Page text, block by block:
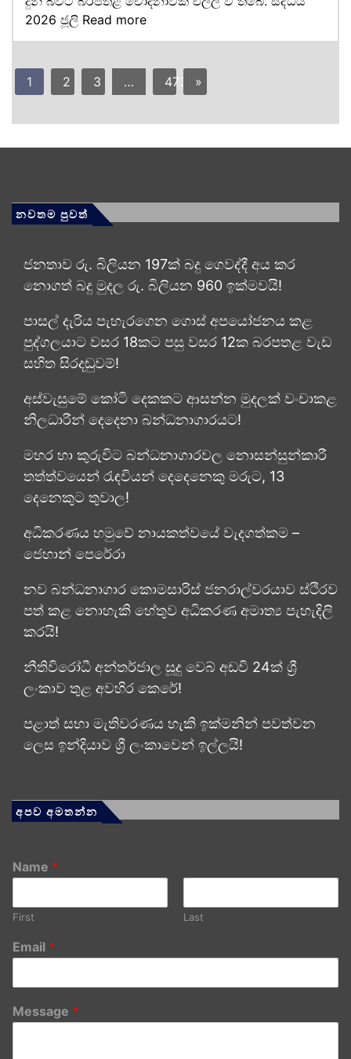
2026 ජූලි Read more
1 2 3 … 473 »
නවතම පුවත්
ජනතාව රු. බිලියන 197ක් බදු ගෙවද්දී අය කර
නොගත් බදු මුදල රු. බිලියන 960 ඉක්මවයි!
පාසල් දැරිය පැහැරගෙන ගොස් අපයෝජනය කළ
පුද්ගලයාට වසර 18කට පසු වසර 12ක බරපතළ වැඩ
සහිත සිරදඬුවම්!
අස්වැසුමේ කෝටි දෙකකට ආසන්න මුදලක් වංචාකළ
නිලධාරීන් දෙදෙනා බන්ධනාගාරයට!
මහර හා කුරුවිට බන්ධනාගාරවල නොසන්සුන්කාරී
තත්ත්වයෙන් රැඳවියන් දෙදෙනෙකු මරුට, 13
දෙනෙකුට තුවාල!
අධිකරණය හමුවේ නායකත්වයේ වැදගත්කම –
ජෙහාන් පෙරේරා
නව බන්ධනාගාර කොමසාරිස් ජනරාල්වරයාව ස්ථිරව
පත් කළ නොහැකි හේතුව අධිකරණ අමාත්‍ය පැහැදිලි
කරයි!
නීතිවිරෝධී අන්තර්ජාල සූදු වෙබ් අඩවි 24ක් ශ්‍රී
ලංකාව තුළ අවහිර කෙරේ!
පළාත් සභා මැතිවරණය හැකි ඉක්මනින් පවත්වන
ලෙස ඉන්දියාව ශ්‍රී ලංකාවෙන් ඉල්ලයි!
අපව අමතන්න
Name *
First Last
Email *
Message *